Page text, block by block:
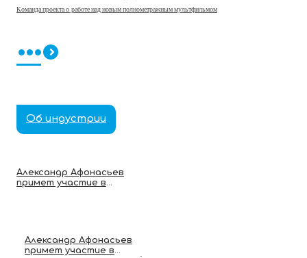
Команда проекта о работе над новым полнометражным мультфильмом
•••
Об индустрии
Александр Афонасьев
примет участие в
Александр Афонасьев
примет участие в